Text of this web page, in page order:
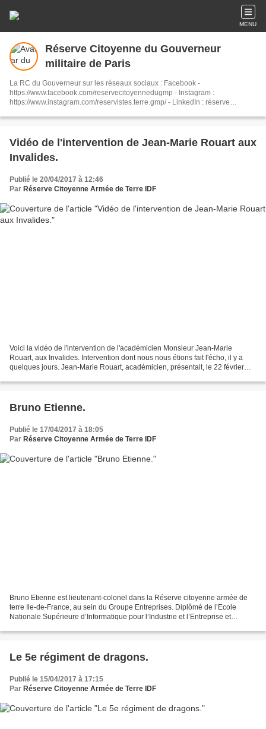
MENU
Réserve Citoyenne du Gouverneur
militaire de Paris
La RC du Gouverneur sur les réseaux sociaux : Facebook -
https://www.facebook.com/reservecitoyennedugmp - Instagram :
https://www.instagram.com/reservistes.terre.gmp/ - LinkedIn : réserve
RCDS Frederic RIGNAULT.
Vidéo de l'intervention de Jean-Marie Rouart aux
Invalides.
Publié le 20/04/2017 à 12:46
Par Réserve Citoyenne Armée de Terre IDF
Voici la vidéo de l'intervention de l'académicien Monsieur Jean-Marie
Rouart, aux Invalides. Intervention dont nous nous étions fait l'écho, il y a
quelques jours. Jean-Marie Rouart, académicien, présentait, le 22 février
Bruno Etienne.
Publié le 17/04/2017 à 18:05
Par Réserve Citoyenne Armée de Terre IDF
Bruno Etienne est lieutenant-colonel dans la Réserve citoyenne armée de
terre Ile-de-France, au sein du Groupe Entreprises. Diplômé de l’Ecole
Nationale Supérieure d’Informatique pour l’Industrie et l’Entreprise et
Le 5e régiment de dragons.
Publié le 15/04/2017 à 17:15
Par Réserve Citoyenne Armée de Terre IDF